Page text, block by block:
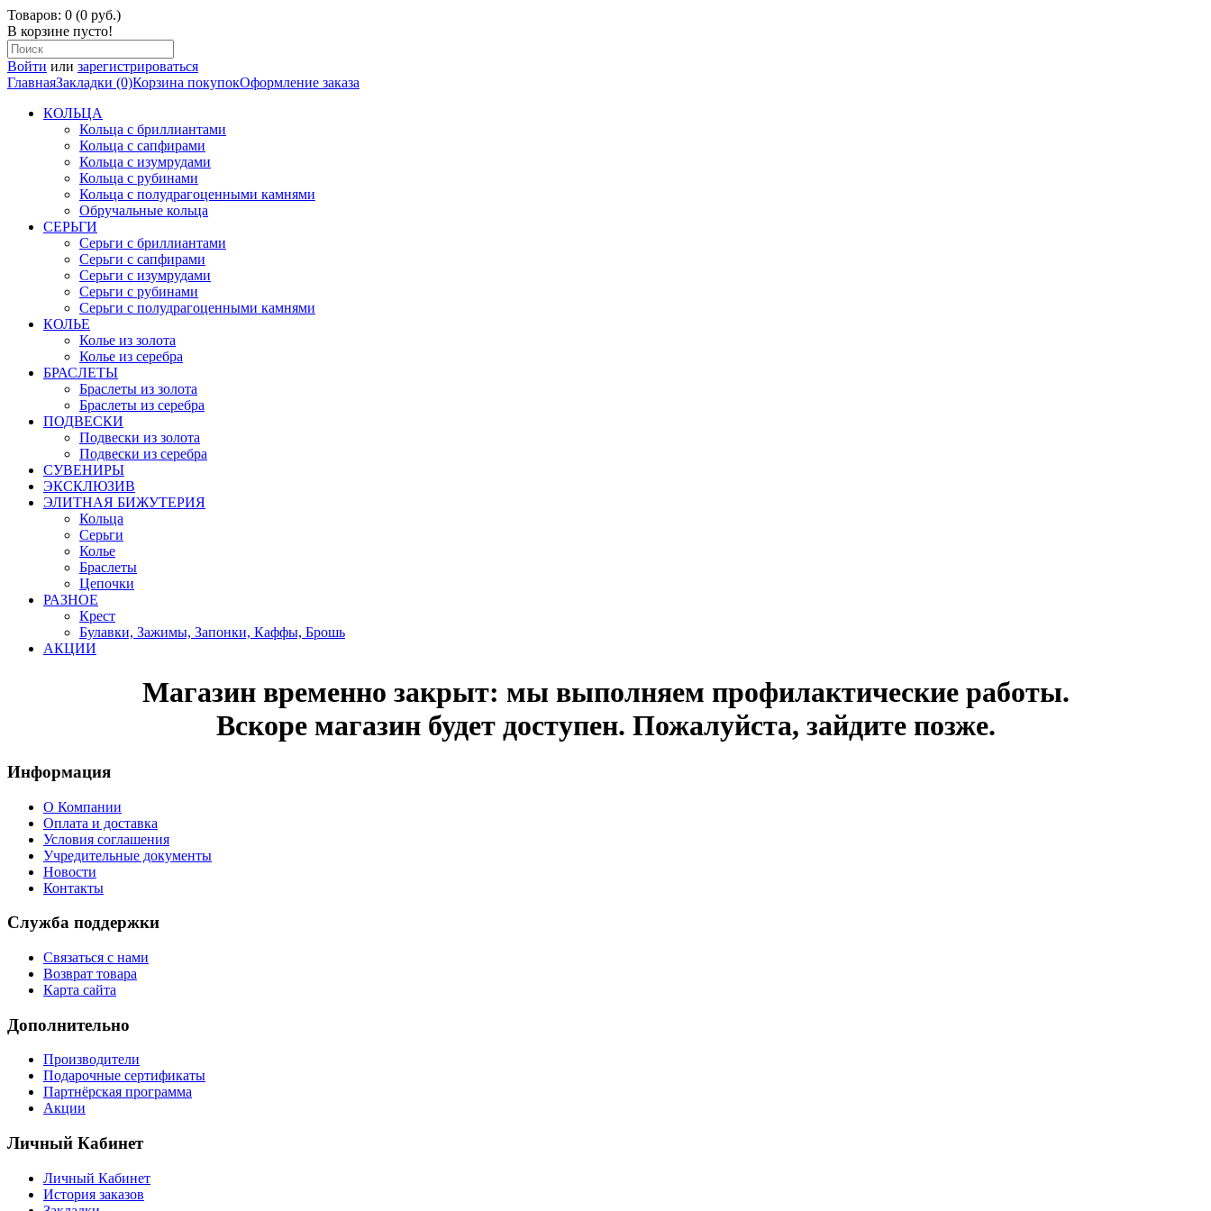
Товаров: 0 (0 руб.)
В корзине пусто!
Войти или зарегистрироваться
ГлавнаяЗакладки (0)Корзина покупокОформление заказа
КОЛЬЦА
Кольца с бриллиантами
Кольца с сапфирами
Кольца с изумрудами
Кольца с рубинами
Кольца с полудрагоценными камнями
Обручальные кольца
СЕРЬГИ
Серьги с бриллиантами
Серьги с сапфирами
Серьги с изумрудами
Серьги с рубинами
Серьги с полудрагоценными камнями
КОЛЬЕ
Колье из золота
Колье из серебра
БРАСЛЕТЫ
Браслеты из золота
Браслеты из серебра
ПОДВЕСКИ
Подвески из золота
Подвески из серебра
СУВЕНИРЫ
ЭКСКЛЮЗИВ
ЭЛИТНАЯ БИЖУТЕРИЯ
Кольца
Серьги
Колье
Браслеты
Цепочки
РАЗНОЕ
Крест
Булавки, Зажимы, Запонки, Каффы, Брошь
АКЦИИ
Магазин временно закрыт: мы выполняем профилактические работы.
Вскоре магазин будет доступен. Пожалуйста, зайдите позже.
Информация
О Компании
Оплата и доставка
Условия соглашения
Учредительные документы
Новости
Контакты
Служба поддержки
Связаться с нами
Возврат товара
Карта сайта
Дополнительно
Производители
Подарочные сертификаты
Партнёрская программа
Акции
Личный Кабинет
Личный Кабинет
История заказов